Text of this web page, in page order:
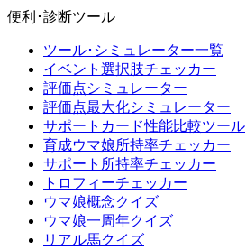
便利･診断ツール
ツール･シミュレーター一覧
イベント選択肢チェッカー
評価点シミュレーター
評価点最大化シミュレーター
サポートカード性能比較ツール
育成ウマ娘所持率チェッカー
サポート所持率チェッカー
トロフィーチェッカー
ウマ娘概念クイズ
ウマ娘一周年クイズ
リアル馬クイズ